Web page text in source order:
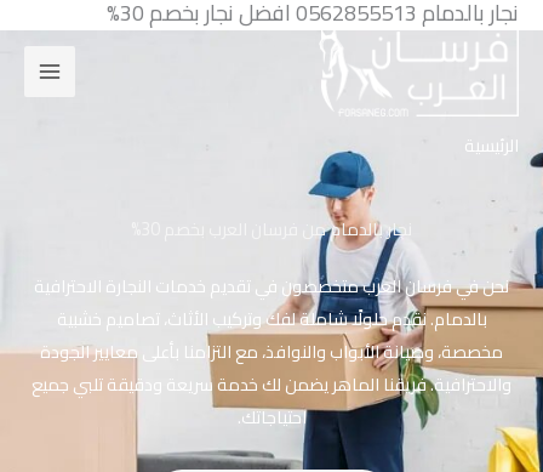
تخطي
المحتوى
الرئيسية
نجار بالدمام 0562855513 افضل نجار بخصم 30%
نجار بالدمام من فرسان العرب بخصم 30%
نحن في فرسان العرب متخصصون في تقديم خدمات النجارة الاحترافية
بالدمام. نقدم حلولًا شاملة لفك وتركيب الأثاث، تصاميم خشبية
مخصصة، وصيانة الأبواب والنوافذ، مع التزامنا بأعلى معايير الجودة
والاحترافية. فريقنا الماهر يضمن لك خدمة سريعة ودقيقة تلبي جميع
احتياجاتك.